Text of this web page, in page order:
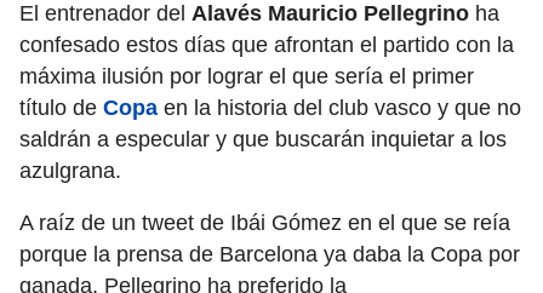
El entrenador del Alavés Mauricio Pellegrino ha
confesado estos días que afrontan el partido con la
máxima ilusión por lograr el que sería el primer
título de Copa en la historia del club vasco y que no
saldrán a especular y que buscarán inquietar a los
azulgrana.
A raíz de un tweet de Ibái Gómez en el que se reía
porque la prensa de Barcelona ya daba la Copa por
ganada, Pellegrino ha preferido la